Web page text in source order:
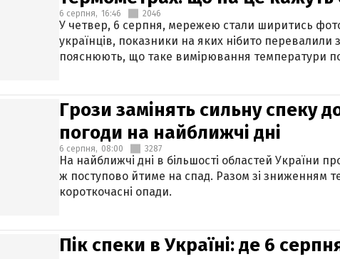
6 серпня, 16:46 2046
У четвер, 6 серпня, мережею стали ширитись
українців, показники на яких нібито перевалили
пояснюють, що таке вимірювання температури
Грози замінять сильну спеку
погоди на найближчі дні
6 серпня, 08:00 3287
На найближчі дні в більшості областей України
ж поступово йтиме на спад. Разом зі зниженням
короткочасні опади.
Пік спеки в Україні: де 6